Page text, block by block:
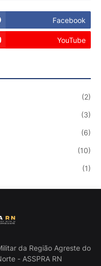
Facebook
YouTube
(2)
(3)
(6)
(10)
(1)
da Região Agreste do
- ASSPRA RN